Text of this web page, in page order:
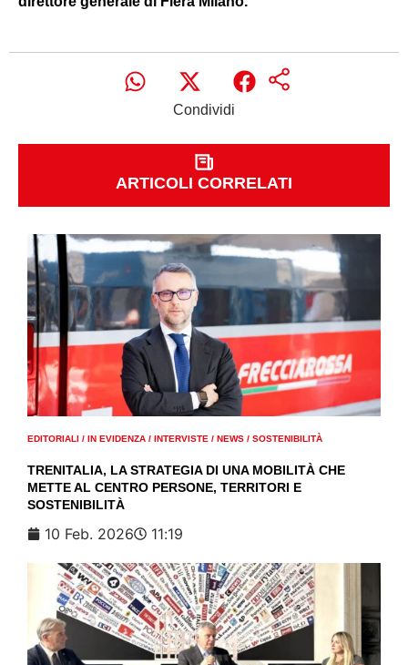
Condividi
ARTICOLI CORRELATI
EDITORIALI / IN EVIDENZA / INTERVISTE / NEWS / SOSTENIBILITÀ
TRENITALIA, LA STRATEGIA DI UNA MOBILITÀ CHE
METTE AL CENTRO PERSONE, TERRITORI E
SOSTENIBILITÀ
10 Feb. 2026 11:19